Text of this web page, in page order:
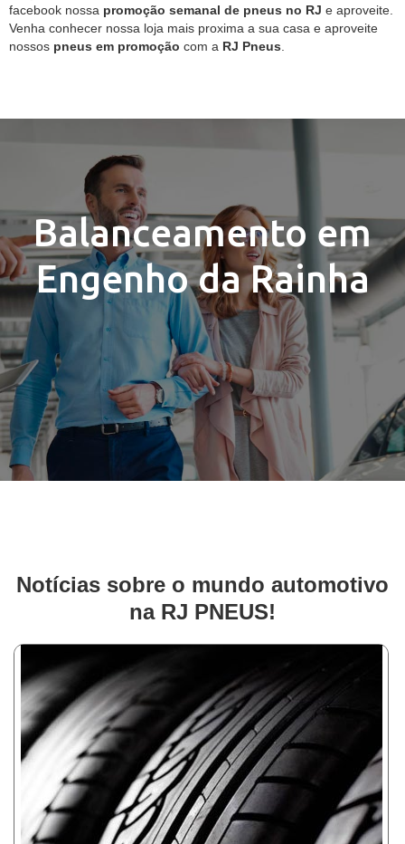
facebook nossa promoção semanal de pneus no RJ e aproveite.
Venha conhecer nossa loja mais proxima a sua casa e aproveite
nossos pneus em promoção com a RJ Pneus
Balanceamento em
Engenho da Rainha
Notícias sobre o mundo automotivo
na RJ PNEUS!